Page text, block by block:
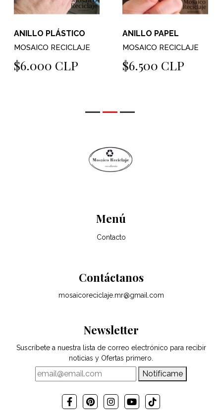
ANILLO PLÁSTICO
MOSAICO RECICLAJE
$6.000 CLP
ANILLO PAPEL
MOSAICO RECICLAJE
$6.500 CLP
Menú
Contacto
Contáctanos
mosaicoreciclaje.mr@gmail.com
Newsletter
Suscríbete a nuestra lista de correo electrónico para recibir
noticias y Ofertas primero.
Notifícame